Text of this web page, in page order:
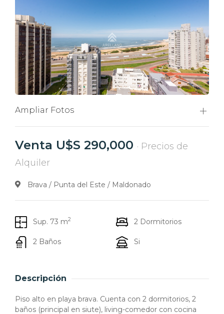
Ampliar Fotos
Venta U$S 290,000 · Precios de
Alquiler
Brava / Punta del Este / Maldonado
Sup. 73 m2 2 Dormitorios
2 Baños Si
Descripción
Piso alto en playa brava. Cuenta con 2 dormitorios, 2
baños (principal en siute), living-comedor con cocina